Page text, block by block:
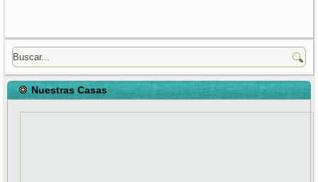
Nuestras Casas